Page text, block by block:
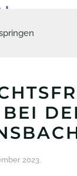
2023.